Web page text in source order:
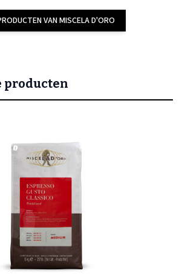
VAN MISCELA D'ORO
producten